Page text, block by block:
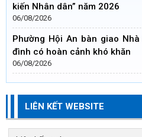
kiến Nhân dân” năm 2026
06/08/2026
Phường Hội An bàn giao
đình có hoàn cảnh khó khăn
06/08/2026
LIÊN KẾT WEBSITE